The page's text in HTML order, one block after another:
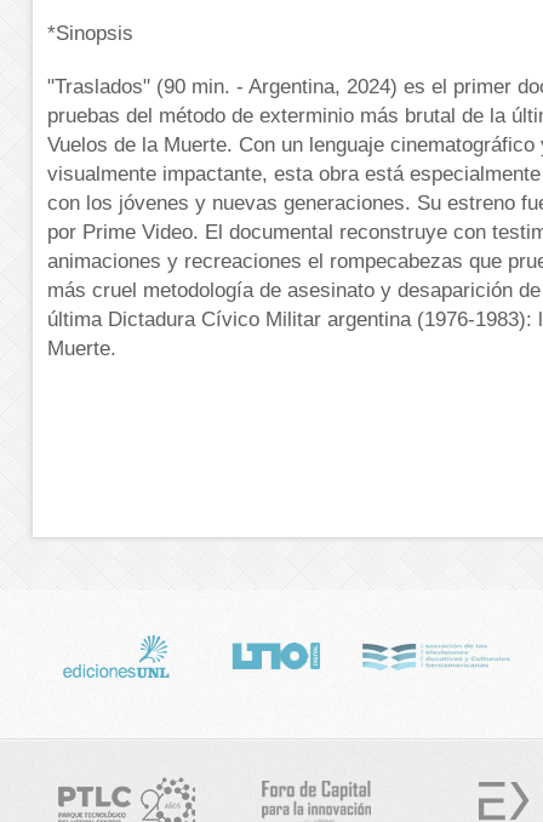
*Sinopsis
"Traslados" (90 min. - Argentina, 2024) es el primer
pruebas del método de exterminio más brutal de la
Vuelos de la Muerte. Con un lenguaje
visualmente impactante, esta obra está
con los jóvenes y nuevas generaciones. Su estreno
por Prime Video. El documental reconstruye con
animaciones y recreaciones el rompecabezas que
más cruel metodología de asesinato y desaparición
última Dictadura Cívico Militar argentina (1976-1983):
Muerte.